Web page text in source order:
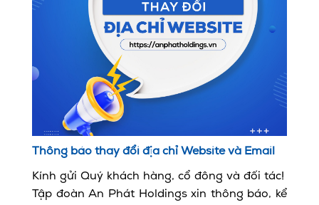
Thông báo thay đổi địa chỉ Website và Email
Kính gửi Quý khách hàng, cổ đông và đối tác!
Tập đoàn An Phát Holdings xin thông báo, kể